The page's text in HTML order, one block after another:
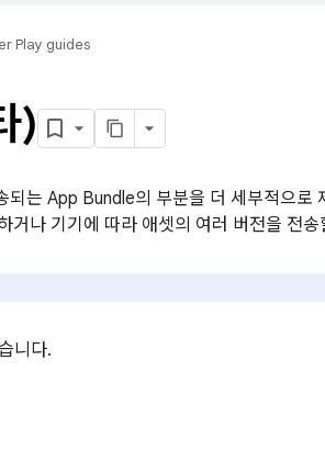
Play guides
)
는 App Bundle의 부분을 더 세부적으로
거나 기기에 따라 애셋의 여러 버전을 전
니다.